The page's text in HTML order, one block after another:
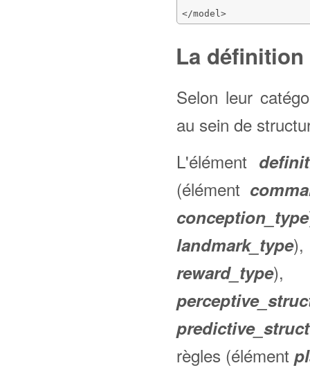
</model>
La
Selon leur
au sein de
L'élément
(élément
conception_type
landmark_type
reward_type),
règles (élément